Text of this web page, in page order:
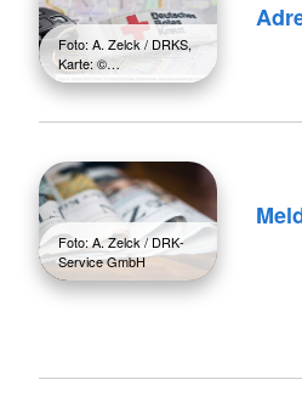
Foto: A. Zelck / DRKS,
Karte: ©…
Foto: A. Zelck / DRK-
Service GmbH